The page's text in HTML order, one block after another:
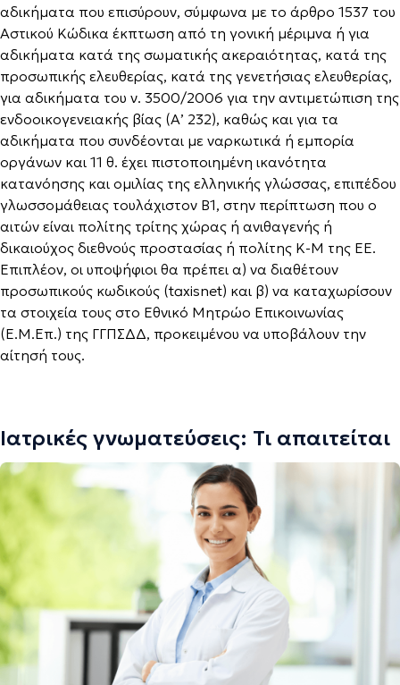
αδικήματα που επισύρουν, σύμφωνα με το άρθρο 1537 του
Αστικού Κώδικα έκπτωση από τη γονική μέριμνα ή για
αδικήματα κατά της σωματικής ακεραιότητας, κατά της
προσωπικής ελευθερίας, κατά της γενετήσιας ελευθερίας,
για αδικήματα του ν. 3500/2006 για την αντιμετώπιση της
ενδοοικογενειακής βίας (Α’ 232), καθώς και για τα
αδικήματα που συνδέονται με ναρκωτικά ή εμπορία
οργάνων και 11 θ. έχει πιστοποιημένη ικανότητα
κατανόησης και ομιλίας της ελληνικής γλώσσας, επιπέδου
γλωσσομάθειας τουλάχιστον Β1, στην περίπτωση που ο
αιτών είναι πολίτης τρίτης χώρας ή ανιθαγενής ή
δικαιούχος διεθνούς προστασίας ή πολίτης Κ-Μ της ΕΕ.
Επιπλέον, οι υποψήφιοι θα πρέπει α) να διαθέτουν
προσωπικούς κωδικούς (taxisnet) και β) να καταχωρίσουν
τα στοιχεία τους στο Εθνικό Μητρώο Επικοινωνίας
(Ε.Μ.Επ.) της ΓΓΠΣΔΔ, προκειμένου να υποβάλουν την
αίτησή τους.
Ιατρικές γνωματεύσεις: Τι απαιτείται